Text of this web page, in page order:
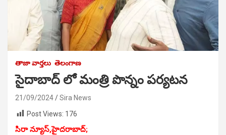
తాజా వార్తలు తెలంగాణ
సైదాబాద్ లో మంత్రి పొన్నం పర్యటన
21/09/2024
Sira News
Post Views: 176
సిరా న్యూస్,హైదరాబాద్;